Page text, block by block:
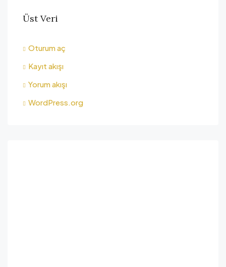
Üst Veri
Oturum aç
Kayıt akışı
Yorum akışı
WordPress.org